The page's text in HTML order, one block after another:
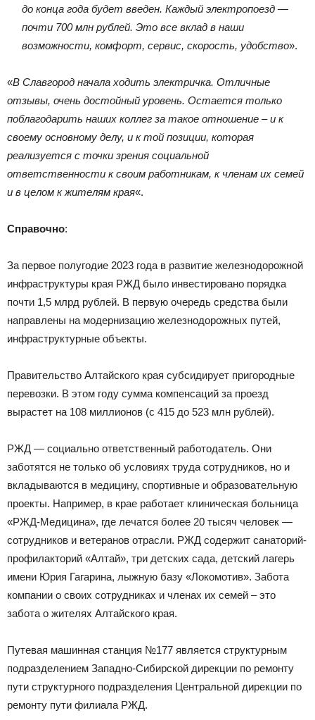
до конца года будет введен. Каждый электропоезд —
почти 700 млн рублей. Это все вклад в наши
возможности, комфорт, сервис, скорость, удобство».
«В Славгород начала ходить электричка. Отличные
отзывы, очень достойный уровень. Остается только
поблагодарить наших коллег за такое отношение – и к
своему основному делу, и к той позиции, которая
реализуется с точки зрения социальной
ответственности к своим работникам, к членам их семей
и в целом к жителям края«.
Справочно:
За первое полугодие 2023 года в развитие железнодорожной
инфраструктуры края РЖД было инвестировано порядка
почти 1,5 млрд рублей. В первую очередь средства были
направлены на модернизацию железнодорожных путей,
инфраструктурные объекты.
Правительство Алтайского края субсидирует пригородные
перевозки. В этом году сумма компенсаций за проезд
вырастет на 108 миллионов (с 415 до 523 млн рублей).
РЖД — социально ответственный работодатель. Они
заботятся не только об условиях труда сотрудников, но и
вкладываются в медицину, спортивные и образовательную
проекты. Например, в крае работает клиническая больница
«РЖД-Медицина», где лечатся более 20 тысяч человек —
сотрудников и ветеранов отрасли. РЖД содержит санаторий-
профилакторий «Алтай», три детских сада, детский лагерь
имени Юрия Гагарина, лыжную базу «Локомотив». Забота
компании о своих сотрудниках и членах их семей – это
забота о жителях Алтайского края.
Путевая машинная станция №177 является структурным
подразделением Западно-Сибирской дирекции по ремонту
пути структурного подразделения Центральной дирекции по
ремонту пути филиала РЖД.